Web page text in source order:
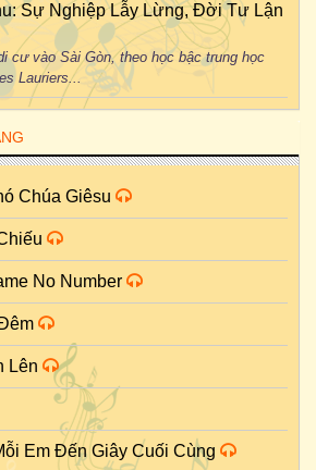
Sự Nghiệp Lẫy Lừng, Đời Tư Lận
cư vào Sài Gòn, theo học bậc trung học
Lauriers...
Chúa Giêsu
No Number
Lên
Em Đến Giây Cuối Cùng